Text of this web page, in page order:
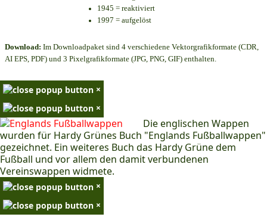
1945 = reaktiviert
1997 = aufgelöst
Download: Im Downloadpaket sind 4 verschiedene Vektorgrafikformate (CDR,
AI EPS, PDF) und 3 Pixelgrafikformate (JPG, PNG, GIF) enthalten.
×
×
Die englischen Wappen
wurden für Hardy Grünes Buch "Englands Fußballwappen"
gezeichnet. Ein weiteres Buch das Hardy Grüne dem
Fußball und vor allem den damit verbundenen
Vereinswappen widmete.
×
×